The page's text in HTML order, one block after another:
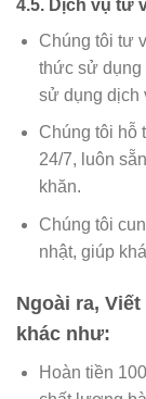
4.5. Dịch vụ tư
Chúng tôi tư
thức sử dụng
sử dụng dịch
Chúng tôi hỗ
24/7, luôn
khăn.
Chúng tôi
nhật, giúp
Ngoài ra,
khác như:
Hoàn tiền